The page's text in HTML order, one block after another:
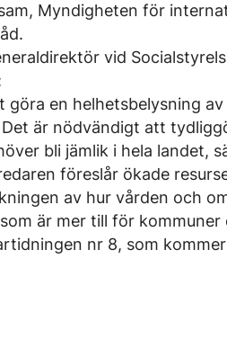
Myndigheten för
vid
göra en helhetsbelysning
är nödvändigt att
bli jämlik i hela landet,
föreslår ökade
av hur vården och
är mer till för
nr 8, som